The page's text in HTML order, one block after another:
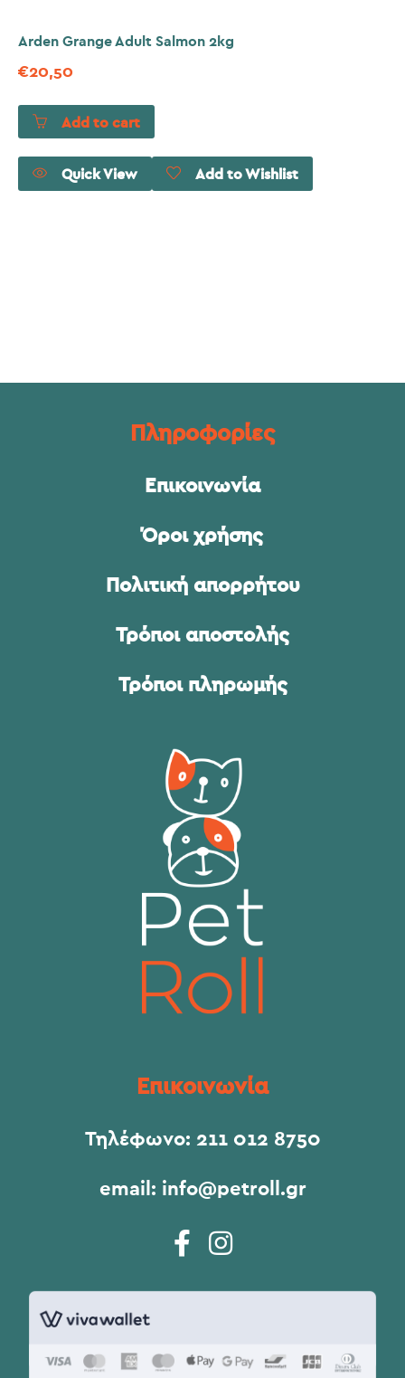
Arden Grange Adult Salmon 2kg
€20,50
Add to cart
Quick View Add to Wishlist
Πληροφορίες
Επικοινωνία
Όροι χρήσης
Πολιτική απορρήτου
Τρόποι αποστολής
Τρόποι πληρωμής
Επικοινωνία
Τηλέφωνο: 211 012 8750
email: info@petroll.gr